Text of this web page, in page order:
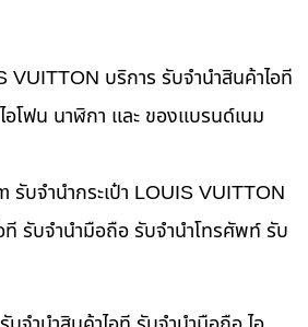
VUITTON บริการ รับจำนำสินค้าไอที
โฟน นาฬิกา และ ของแบรนด์เนม
รับจำนำกระเป๋า LOUIS VUITTON
ที รับจำนำมือถือ รับจำนำโทรศัพท์ รับ